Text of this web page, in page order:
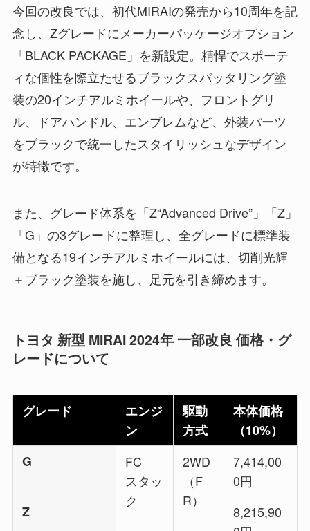
今回の改良では、初代MIRAIの発売から10周年を記
念し、Zグレードにメーカーパッケージオプション
「BLACK PACKAGE」を新設定。精悍でスポーテ
ィな個性を際立たせるブラックスパッタリング塗
装の20インチアルミホイールや、フロントグリ
ル、ドアハンドル、エンブレムなど、外装パーツ
をブラックで統一したスタイリッシュなデザイン
が特徴です。
また、グレード体系を「Z“Advanced Drive”」「Z」
「G」の3グレードに整理し、全グレードに標準装
備となる19インチアルミホイールには、切削光輝
＋ブラック塗装を施し、足元を引き締めます。
トヨタ 新型 MIRAI 2024年 一部改良 価格・グ
レードについて
グレード
エンジ
ン
駆動
方式
本体価格
（10%）
G
FC
スタッ
ク
2WD
（F
R）
7,414,00
0円
Z
8,215,90